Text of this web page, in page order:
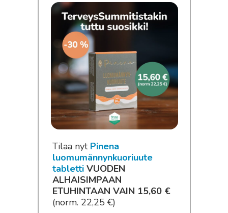
Tilaa nyt Pinena
luomumännynkuoriuute
tabletti VUODEN
ALHAISIMPAAN
ETUHINTAAN VAIN 15,60 €
(norm. 22,25 €)